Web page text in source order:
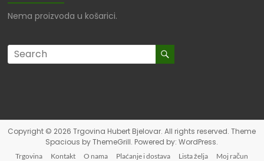
Nema proizvoda u košarici.
Copyright © 2026Trgovina Hubert Bjelovar. All rights reserved. Theme
Spacious by ThemeGrill. Powered by:WordPress.
Trgovina Kontakt O nama Plaćanje i dostava Lista želja Moj račun